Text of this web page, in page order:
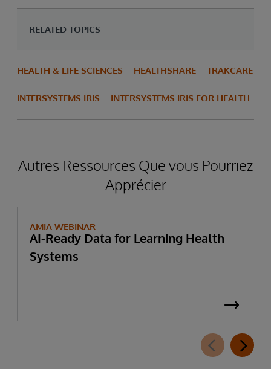
RELATED TOPICS
HEALTH & LIFE SCIENCES HEALTHSHARE TRAKCARE
INTERSYSTEMS IRIS INTERSYSTEMS IRIS FOR HEALTH
Autres Ressources Que vous Pourriez
Apprécier
AMIA WEBINAR
AI-Ready Data for Learning Health
Systems